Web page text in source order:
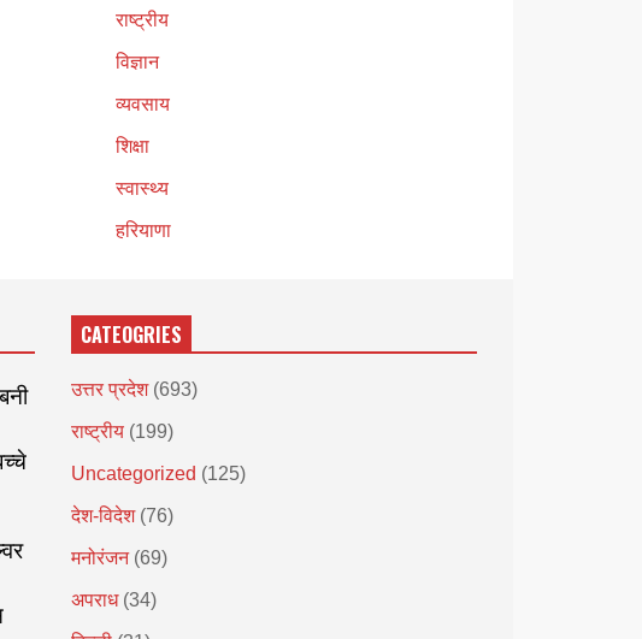
राष्ट्रीय
विज्ञान
व्यवसाय
शिक्षा
स्वास्थ्य
हरियाणा
CATEOGRIES
उत्तर प्रदेश (693)
राष्ट्रीय (199)
Uncategorized (125)
देश-विदेश (76)
मनोरंजन (69)
अपराध (34)